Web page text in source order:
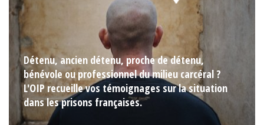
Détenu, ancien détenu, proche de détenu,
bénévole ou professionnel du milieu carcéral ?
L'OIP recueille vos témoignages sur la situation
dans les prisons françaises.